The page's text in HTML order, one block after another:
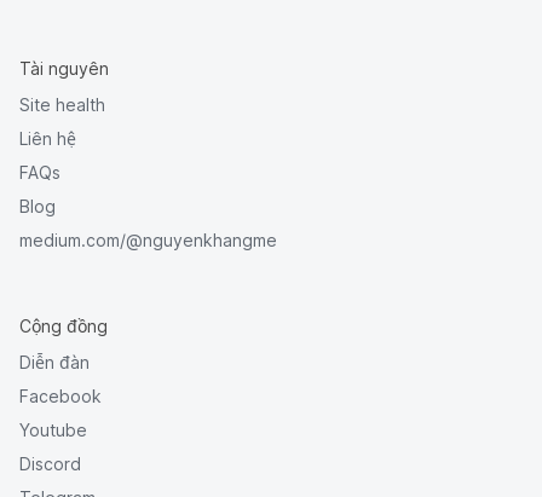
Tài nguyên
Site health
Liên hệ
FAQs
Blog
medium.com/@nguyenkhangme
Cộng đồng
Diễn đàn
Facebook
Youtube
Discord